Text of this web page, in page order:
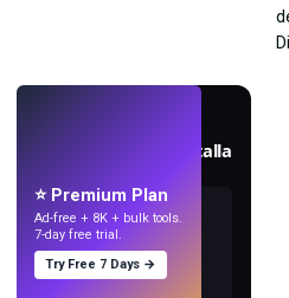
Crea fondos de pantalla
⭐ Premium Plan
Ad-free + 8K + bulk tools.
7-day free trial.
Try Free 7 Days →